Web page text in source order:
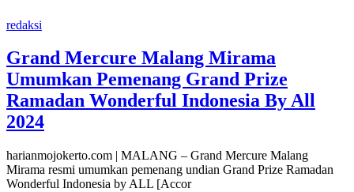
redaksi
Grand Mercure Malang Mirama
Umumkan Pemenang Grand Prize
Ramadan Wonderful Indonesia By All
2024
harianmojokerto.com | MALANG – Grand Mercure Malang
Mirama resmi umumkan pemenang undian Grand Prize Ramadan
Wonderful Indonesia by ALL [Accor